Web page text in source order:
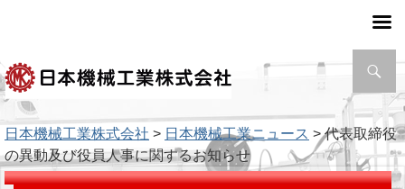
索
日本機械工業株式会社 > 日本機械工業ニュース > 代表取締役
の異動及び役員人事に関するお知らせ